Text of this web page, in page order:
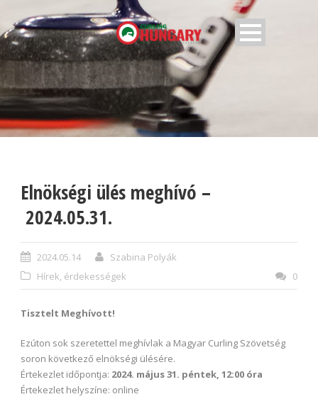
Elnökségi ülés meghívó –
2024.05.31.
2024.05.14
Szabina Polyák
Hírek, érdekességek
0
Tisztelt Meghívott!
Ezúton sok szeretettel meghívlak a Magyar Curling Szövetség
soron következő elnökségi ülésére.
Értekezlet időpontja: 2024. május 31. péntek, 12:00 óra
Értekezlet helyszíne: online